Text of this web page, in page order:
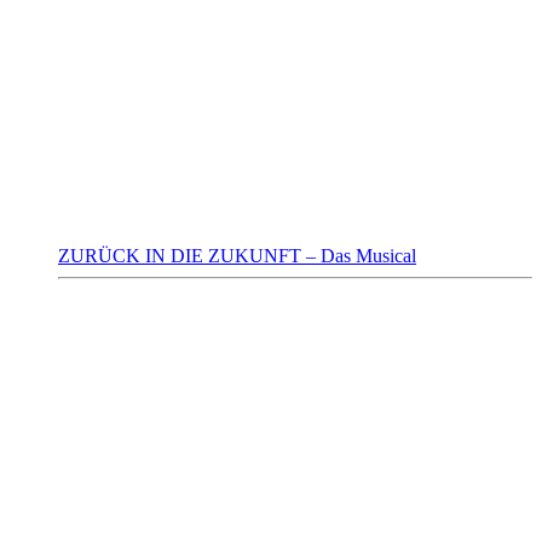
ZURÜCK IN DIE ZUKUNFT – Das Musical